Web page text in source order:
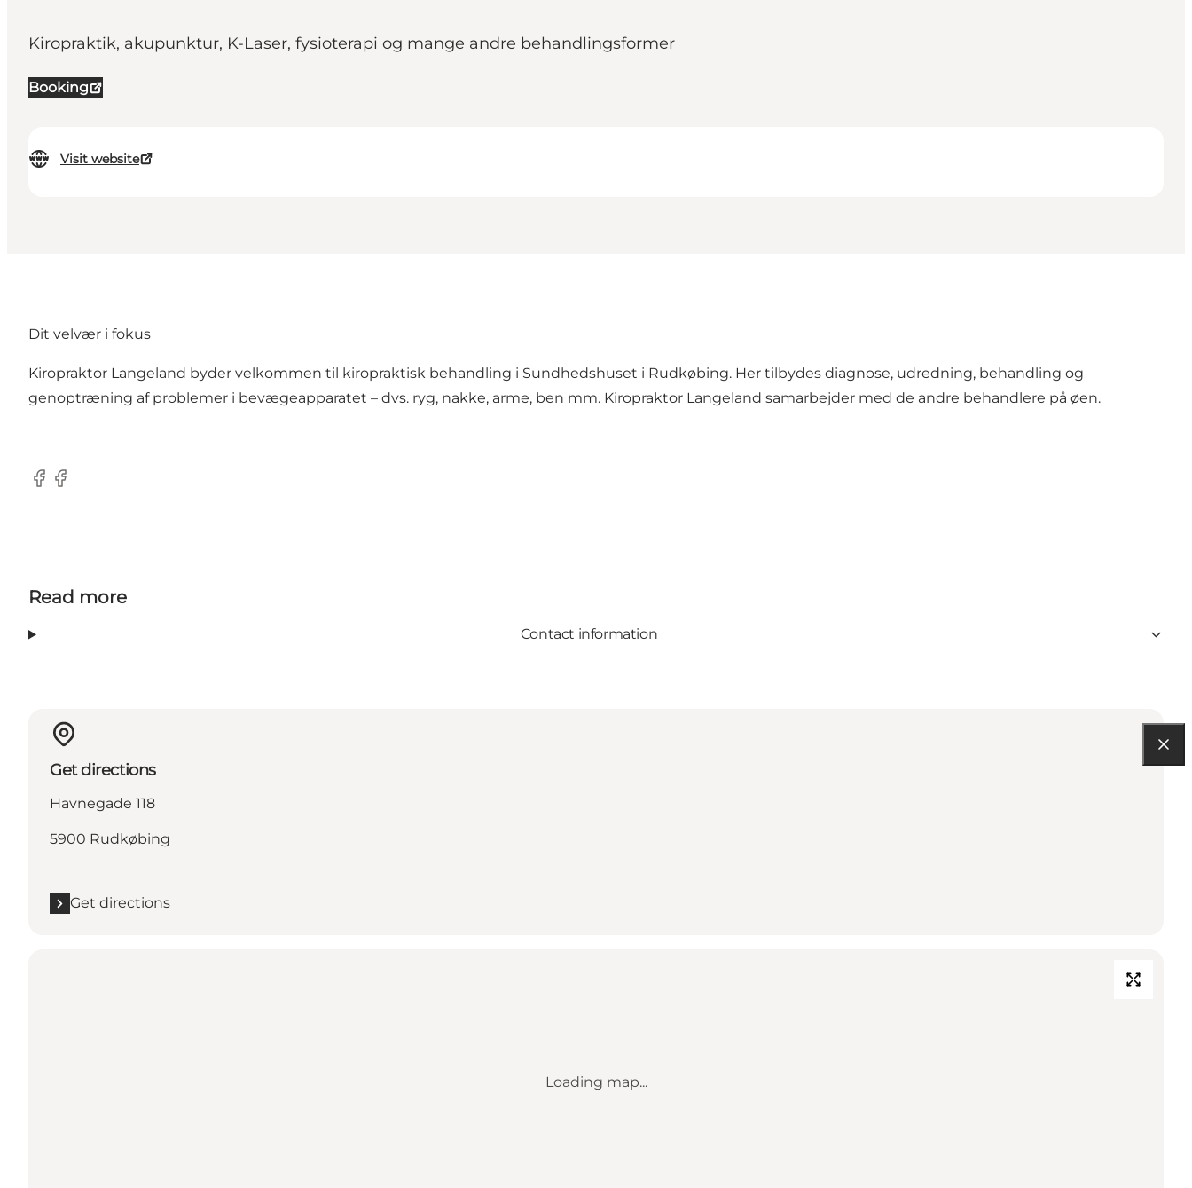
Kiropraktik, akupunktur, K-Laser, fysioterapi og mange andre behandlingsformer
Booking
Visit website
Dit velvær i fokus
Kiropraktor Langeland byder velkommen til kiropraktisk behandling i Sundhedshuset i Rudkøbing. Her tilbydes diagnose, udredning, behandling og
genoptræning af problemer i bevægeapparatet – dvs. ryg, nakke, arme, ben mm. Kiropraktor Langeland samarbejder med de andre behandlere på øen.
Facebook
Facebook
Read more
Contact information
Get directions
Havnegade 118
5900 Rudkøbing
Get directions
Loading map...